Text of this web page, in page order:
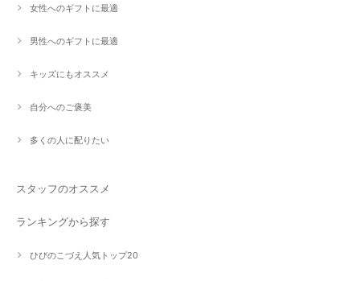
女性へのギフトに最適
男性へのギフトに最適
キッズにもオススメ
自分へのご褒美
多くの人に配りたい
スタッフのオススメ
ランキングから探す
ひびのこづえ人気トップ20